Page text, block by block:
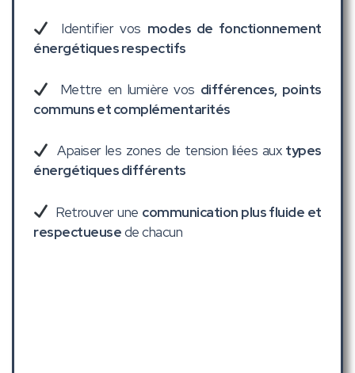
Identifier vos modes de fonctionnement
énergétiques respectifs
Mettre en lumière vos différences, points
communs et complémentarités
Apaiser les zones de tension liées aux types
énergétiques différents
Retrouver une communication plus fluide et
respectueusede chacun